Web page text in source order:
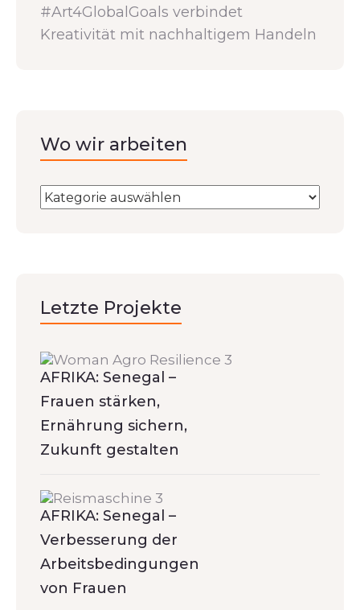
#Art4GlobalGoals verbindet
Kreativität mit nachhaltigem Handeln
Wo wir arbeiten
Letzte Projekte
AFRIKA: Senegal –
Frauen stärken,
Ernährung sichern,
Zukunft gestalten
AFRIKA: Senegal –
Verbesserung der
Arbeitsbedingungen
von Frauen